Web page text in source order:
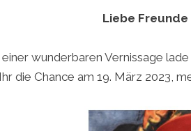
Liebe Freunde
wunderbaren Vernissage
die Chance am 19. März 2023,